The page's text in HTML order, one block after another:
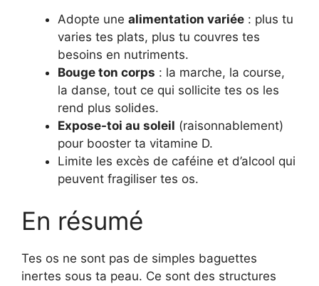
Adopte une alimentation variée : plus tu
varies tes plats, plus tu couvres tes
besoins en nutriments.
Bouge ton corps : la marche, la course,
la danse, tout ce qui sollicite tes os les
rend plus solides.
Expose-toi au soleil (raisonnablement)
pour booster ta vitamine D.
Limite les excès de caféine et d’alcool qui
peuvent fragiliser tes os.
En résumé
Tes os ne sont pas de simples baguettes
inertes sous ta peau. Ce sont des structures